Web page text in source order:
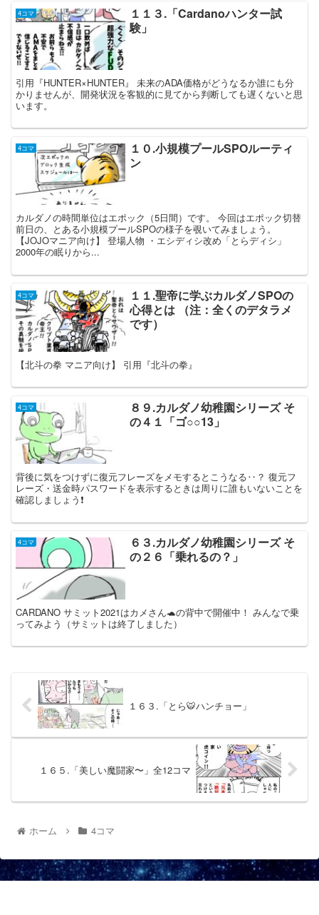
4コマ
１１３.「Cardanoハンター試
験」
引用『HUNTER×HUNTER』 未来のADA価格がどうなるか誰にも分
かりませんが、開発状況を客観的に見てから判断しても遅くないと思
います。
4コマ
１０.小規模プールSPOルーティ
ン
カルダノの時間単位はエポック（5日間）です。 今回はエポック切替
前日の、とある小規模プールSPOの様子を覗いてみましょう。
【JOJOマニア向け】 登場人物 ・エシディシ改め「とらディシ」
2000年の眠りから...
4コマ
１１.聖帝に学ぶカルダノSPOの
心得とは （注：全くのデタラメ
です）
【北斗の拳 マニア向け】 引用『北斗の拳』
4コマ
８９.カルダノ幼稚園シリーズ そ
の４１「ゴ○○13」
背後に気をつけずに復元フレーズをメモするとこうなる‥？ 復元フ
レーズ・送金時パスワードを表示するときは周りに誰もいないことを
確認しましょう❗️
4コマ
６３.カルダノ幼稚園シリーズ そ
の２６「乗れるの？」
CARDANO サミット2021はカメさん🐢の背中で開催中！ みんなで乗
ってみよう（サミットは終了しました）
１６３.「とら🐯ハンチョー」
１６５.「美しい魔闘家〜」全12コマ
ホーム 4コマ